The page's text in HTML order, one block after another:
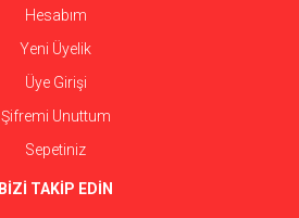
Hesabım
Yeni Üyelik
Üye Girişi
Şifremi Unuttum
Sepetiniz
BİZİ TAKİP EDİN